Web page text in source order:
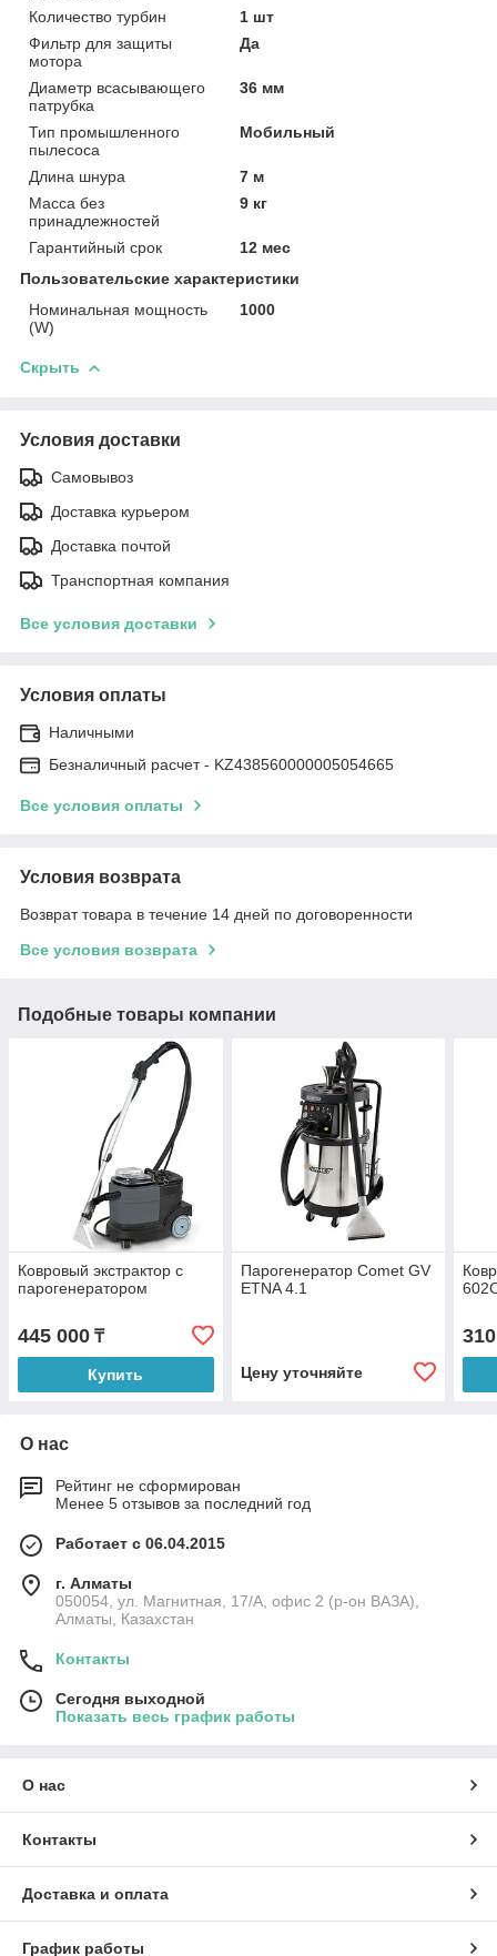
Количество турбин
1 шт
Фильтр для защиты
мотора
Да
Диаметр всасывающего
патрубка
36 мм
Тип промышленного
пылесоса
Мобильный
Длина шнура
7 м
Масса без
принадлежностей
9 кг
Гарантийный срок
12 мес
Пользовательские характеристики
Номинальная мощность
(W)
1000
Скрыть
Условия доставки
Самовывоз
Доставка курьером
Доставка почтой
Транспортная компания
Все условия доставки
Условия оплаты
Наличными
Безналичный расчет - KZ438560000005054665
Все условия оплаты
Условия возврата
Возврат товара в течение 14 дней по договоренности
Все условия возврата
Подобные товары компании
Ковровый экстрактор с
парогенератором
445 000 ₸
Купить
Парогенератор Comet GV
ETNA 4.1
Цену уточняйте
О нас
Рейтинг не сформирован
Менее 5 отзывов за последний год
Работает с 06.04.2015
г. Алматы
050054, ул. Магнитная, 17/А, офис 2 (р-он ВАЗА),
Алматы, Казахстан
Контакты
Сегодня выходной
Показать весь график работы
О нас
Контакты
Доставка и оплата
График работы